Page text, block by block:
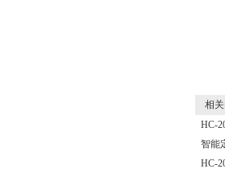
相关
HC-
智能
HC-